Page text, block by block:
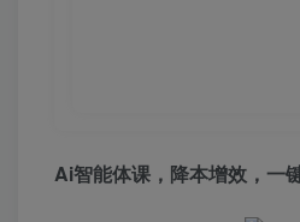
Ai智能体课 ，降本增效，一